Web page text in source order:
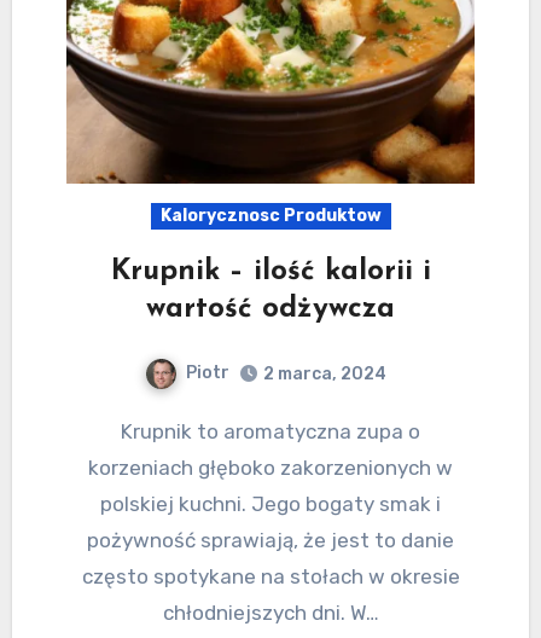
Kalorycznosc Produktow
Krupnik – ilość kalorii i
wartość odżywcza
Piotr 2 marca, 2024
Krupnik to aromatyczna zupa o
korzeniach głęboko zakorzenionych w
polskiej kuchni. Jego bogaty smak i
pożywność sprawiają, że jest to danie
często spotykane na stołach w okresie
chłodniejszych dni. W…